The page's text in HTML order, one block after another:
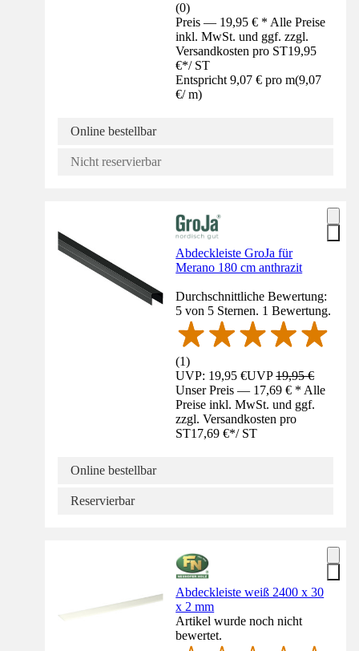
(0)
Preis — 19,95 € * Alle Preise
inkl. MwSt. und ggf. zzgl.
Versandkosten pro ST19,95
€*/ ST
Entspricht 9,07 € pro m(9,07
€/ m)
Online bestellbar
Nicht reservierbar
Abdeckleiste GroJa für
Merano 180 cm anthrazit
Durchschnittliche Bewertung:
5 von 5 Sternen. 1 Bewertung.
(1)
UVP: 19,95 €UVP19,95 €
Unser Preis — 17,69 € * Alle
Preise inkl. MwSt. und ggf.
zzgl. Versandkosten pro
ST17,69 €*/ ST
Online bestellbar
Reservierbar
Abdeckleiste weiß 2400 x 30
x 2 mm
Artikel wurde noch nicht
bewertet.